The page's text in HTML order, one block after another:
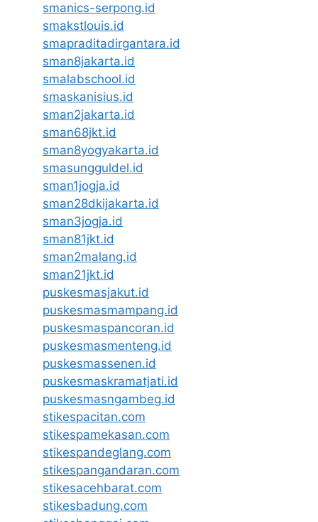
smanics-serpong.id
smakstlouis.id
smapraditadirgantara.id
sman8jakarta.id
smalabschool.id
smaskanisius.id
sman2jakarta.id
sman68jkt.id
sman8yogyakarta.id
smasungguldel.id
sman1jogja.id
sman28dkijakarta.id
sman3jogja.id
sman81jkt.id
sman2malang.id
sman21jkt.id
puskesmasjakut.id
puskesmasmampang.id
puskesmaspancoran.id
puskesmasmenteng.id
puskesmassenen.id
puskesmaskramatjati.id
puskesmasngambeg.id
stikespacitan.com
stikespamekasan.com
stikespandeglang.com
stikespangandaran.com
stikesacehbarat.com
stikesbadung.com